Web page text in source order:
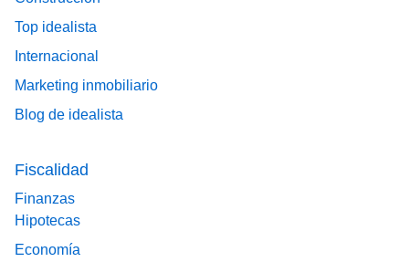
Top idealista
Internacional
Marketing inmobiliario
Blog de idealista
Fiscalidad
Finanzas
Hipotecas
Economía